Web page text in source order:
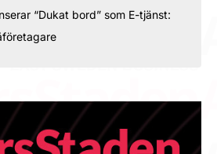
“Dukat bord” som E-tjänst: